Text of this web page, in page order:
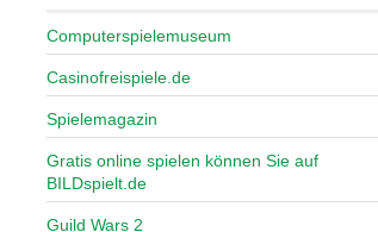
Computerspielemuseum
Casinofreispiele.de
Spielemagazin
Gratis online spielen können Sie auf
BILDspielt.de
Guild Wars 2